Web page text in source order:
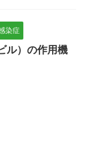
染症
ル）の作用機